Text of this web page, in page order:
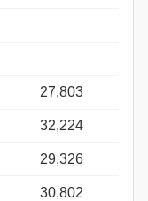
27,803
32,224
29,326
30,802